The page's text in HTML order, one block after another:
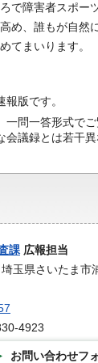
で障害者スポー
め、誰もが自然
てまいります。
報版です。
一問一答形式で
会議録とは若干異
課 広報担当
玉県さいたま市
4923
お問い合わせフ